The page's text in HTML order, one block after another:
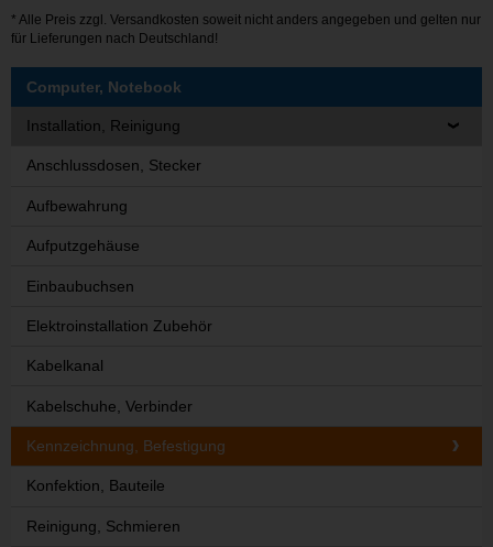
* Alle Preis zzgl. Versandkosten soweit nicht anders angegeben und gelten nur
für Lieferungen nach Deutschland!
Computer, Notebook
Installation, Reinigung
Anschlussdosen, Stecker
Aufbewahrung
Aufputzgehäuse
Einbaubuchsen
Elektroinstallation Zubehör
Kabelkanal
Kabelschuhe, Verbinder
Kennzeichnung, Befestigung
Konfektion, Bauteile
Reinigung, Schmieren